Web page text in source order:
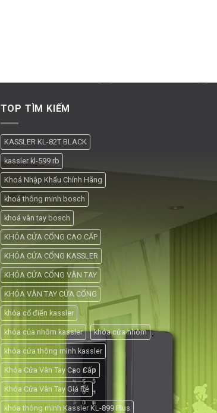
TOP TÌM KIẾM
KASSLER KL-82T BLACK
kassler kl-599 rb
Khoá Nhập Khẩu Chính Hãng
khoá thông minh bosch
khoá vân tay bosch
KHÓA CỬA CỔNG CAO CẤP
KHÓA CỬA CỔNG KASSLER
KHÓA CỬA CỔNG VÂN TAY
KHÓA VÂN TAY CỬA CỔNG
khóa cổ điển kassler
khóa của nhôm kassler khóa cửa nhôm
khóa cửa thông minh kassler
Khóa Cửa Vân Tay Cao Cấp
Khóa Cửa Vân Tay Giá Rẻ
khóa thông minh Kassler KL-899 Plus